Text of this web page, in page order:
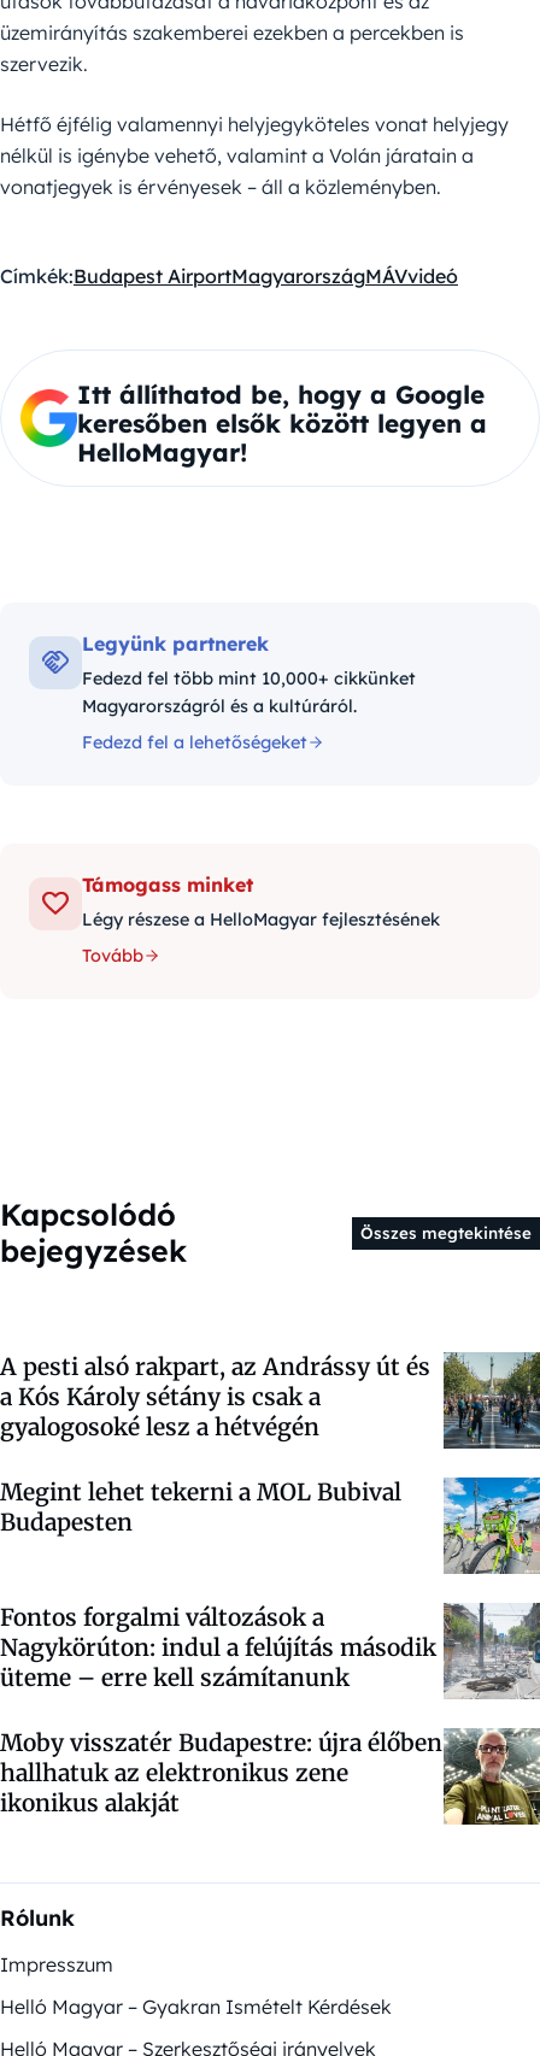
üzemirányítás szakemberei ezekben a percekben is
szervezik.
Hétfő éjfélig valamennyi helyjegyköteles vonat helyjegy
nélkül is igénybe vehető, valamint a Volán járatain a
vonatjegyek is érvényesek – áll a közleményben.
Címkék:Budapest AirportMagyarországMÁVvideó
Itt állíthatod be, hogy a Google
keresőben elsők között legyen a
HelloMagyar!
Legyünk partnerek
Fedezd fel több mint 10,000+ cikkünket
Magyarországról és a kultúráról.
Fedezd fel a lehetőségeket
Támogass minket
Légy részese a HelloMagyar fejlesztésének
Tovább
Kapcsolódó
bejegyzések
Összes megtekintése
A pesti alsó rakpart, az Andrássy út és
a Kós Károly sétány is csak a
gyalogosoké lesz a hétvégén
Megint lehet tekerni a MOL Bubival
Budapesten
Fontos forgalmi változások a
Nagykörúton: indul a felújítás második
üteme – erre kell számítanunk
Moby visszatér Budapestre: újra élőben
hallhatuk az elektronikus zene
ikonikus alakját
Rólunk
Impresszum
Helló Magyar – Gyakran Ismételt Kérdések
Helló Magyar – Szerkesztőségi irányelvek